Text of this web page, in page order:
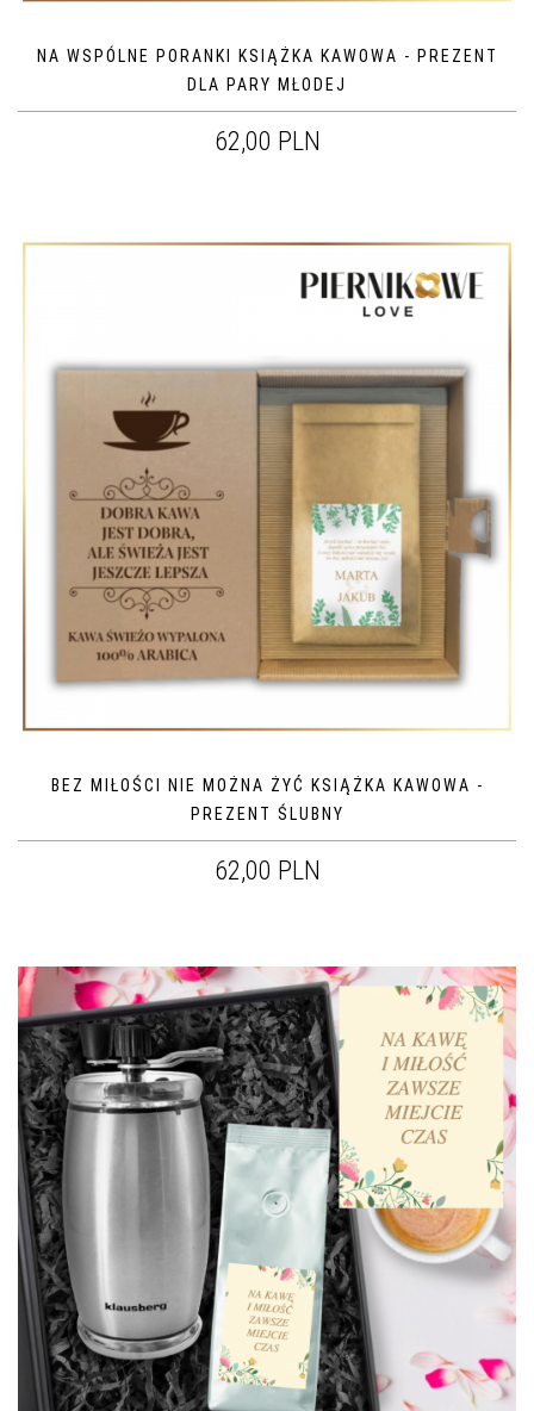
NA WSPÓLNE PORANKI KSIĄŻKA KAWOWA - PREZENT
DLA PARY MŁODEJ
62,00 PLN
BEZ MIŁOŚCI NIE MOŻNA ŻYĆ KSIĄŻKA KAWOWA -
PREZENT ŚLUBNY
62,00 PLN